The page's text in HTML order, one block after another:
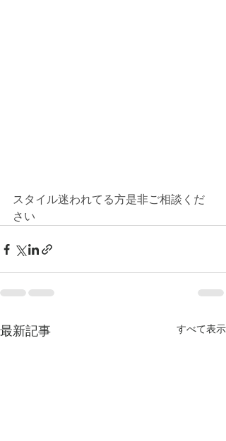
スタイル迷われてる方是非ご相談くだ
さい
最新記事 すべて表示